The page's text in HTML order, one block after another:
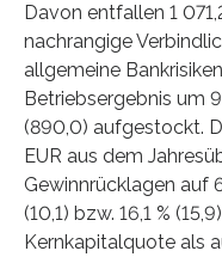
Davon entfallen 1
nachrangige
allgemeine
Betriebsergebnis um
(890,0) aufgestockt.
EUR aus dem
Gewinnrücklagen auf
(10,1) bzw. 16,1 %
Kernkapitalquote als